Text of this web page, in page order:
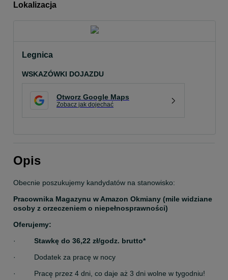
Lokalizacja
Legnica
WSKAZÓWKI DOJAZDU
Otworz Google Maps
Zobacz jak dojechać
Opis
Obecnie poszukujemy kandydatów na stanowisko:
Pracownika Magazynu w Amazon Okmiany (mile widziane
osoby z orzeczeniem o niepełnosprawności)
Oferujemy:
· Stawkę do 36,22 zł/godz. brutto*
·         Dodatek za pracę w nocy
·         Pracę przez 4 dni, co daje aż 3 dni wolne w tygodniu!